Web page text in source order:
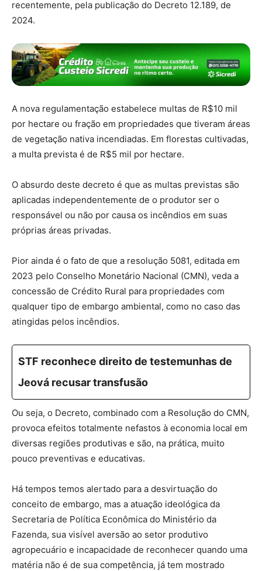
recentemente, pela publicação do Decreto 12.189, de
2024.
A nova regulamentação estabelece multas de R$10 mil
por hectare ou fração em propriedades que tiveram áreas
de vegetação nativa incendiadas. Em florestas cultivadas,
a multa prevista é de R$5 mil por hectare.
O absurdo deste decreto é que as multas previstas são
aplicadas independentemente de o produtor ser o
responsável ou não por causa os incêndios em suas
próprias áreas privadas.
Pior ainda é o fato de que a resolução 5081, editada em
2023 pelo Conselho Monetário Nacional (CMN), veda a
concessão de Crédito Rural para propriedades com
qualquer tipo de embargo ambiental, como no caso das
atingidas pelos incêndios.
STF reconhece direito de testemunhas de
Jeová recusar transfusão
Ou seja, o Decreto, combinado com a Resolução do CMN,
provoca efeitos totalmente nefastos à economia local em
diversas regiões produtivas e são, na prática, muito
pouco preventivas e educativas.
Há tempos temos alertado para a desvirtuação do
conceito de embargo, mas a atuação ideológica da
Secretaria de Política Econômica do Ministério da
Fazenda, sua visível aversão ao setor produtivo
agropecuário e incapacidade de reconhecer quando uma
matéria não é de sua competência, já tem mostrado